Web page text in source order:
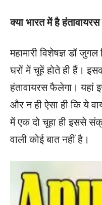
क्या भारत में है
महामारी विशेषज्ञ डॉ
घरों में चूहें होते ही हैं।
हंतावायरस फैलेगा। यहां
और न ही ऐसा ही कि ये
में एक दो चूहा ही इससे
वाली कोई बात नहीं है।